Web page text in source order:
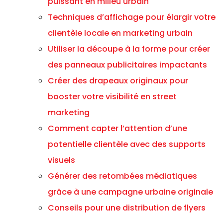
Techniques d’affichage pour élargir votre
clientèle locale en marketing urbain
Utiliser la découpe à la forme pour créer
des panneaux publicitaires impactants
Créer des drapeaux originaux pour
booster votre visibilité en street
marketing
Comment capter l’attention d’une
potentielle clientèle avec des supports
visuels
Générer des retombées médiatiques
grâce à une campagne urbaine originale
Conseils pour une distribution de flyers